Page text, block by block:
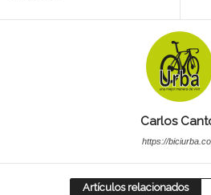
Carlos
https://
Artículos relacionados